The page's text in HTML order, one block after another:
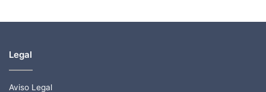
Legal
Aviso Legal